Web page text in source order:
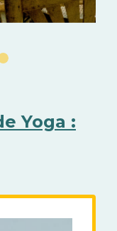
Yoga :